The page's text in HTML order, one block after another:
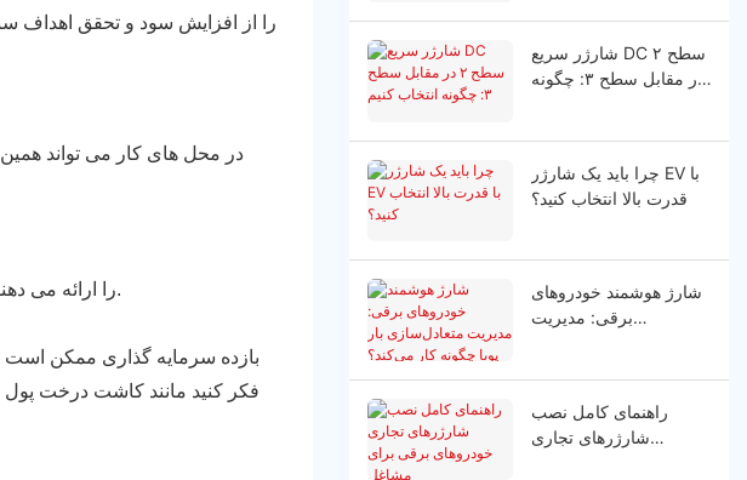
را از افزایش سود و تحقق اهداف
دولت ها اغلب اعتبار مالیاتی ، کمک های مالی و تخفیف برای زیرساخت های EV را ارائه می دهند.
بازده سرمایه گذاری ممکن
فکر کنید مانند کاشت درخت
شارژر سریع DC سطح ۲
در مقابل سطح ۳: چگونه
چرا باید یک شارژر EV با
قدرت بالا انتخاب کنید؟
شارژ هوشمند خودروهای
برقی: مدیریت
راهنمای کامل نصب
شارژرهای تجاری